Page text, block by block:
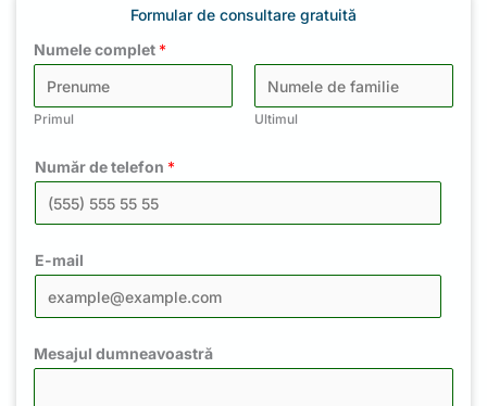
Formular de consultare gratuită
Numele complet *
Primul Ultimul
Număr de telefon *
E-mail
Mesajul dumneavoastră